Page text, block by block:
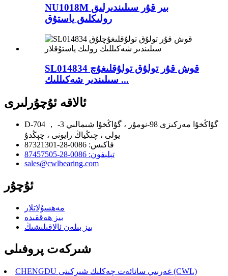
NU1018M بىر قۇر سىلىندىرلىق
رولىكلىق ياستۇق
SL014834 قوش قۇر تولۇق تولۇقلىغۇچ
سىلىندىر شەكىللىك ...
ئالاقە ئۇچۇرلىرى
D-704 ， گۇاڭخۇا مەركىزى 98-نومۇر ، گۇاڭخۇا شىمالىي 3-
يولى ، چىڭياڭ رايونى ، چېڭدۇ
فاكىس: 0086-28-87321301
تېلېفون: 0086-28-87457505
sales@cwlbearing.com
ئۇچۇر
مەھسۇلاتلار
بىز ھەققىدە
بىز بىلەن ئالاقىلىشىڭ
شىركەت پروفىلى
CHENGDU غەربىي سانائەت چەكلىك شىركىتى (CWL)